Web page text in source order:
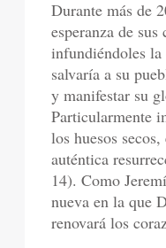
Durante más de
esperanza de
infundiéndoles la
salvaría a su
y manifestar su
Particularmente
los huesos
auténtica
14). Como
nueva en la que
renovará los